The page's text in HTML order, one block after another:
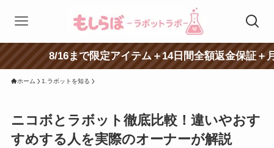
まで限定アイテム＋14日間全額返金保証＋月額料金が
ホーム 1.ラボットを知る
ニコボとラボット徹底比較！違いやおす
すめする人を実際のオーナーが解説